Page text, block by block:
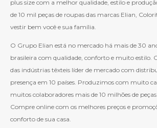
plus size com a melhor qualidade, estilo e
de 10 mil peças de roupas das marcas Elian,
vestir bem você e sua família.
O Grupo Elian está no mercado há mais de 30
brasileira com qualidade, conforto e muito estilo.
das indústrias têxteis líder de mercado com
presença em 10 países. Produzimos com muito
muitos colaboradores mais de 10 milhões de
Compre online com os melhores preços e
conforto de sua casa.